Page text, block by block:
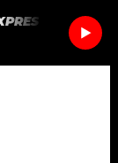
SEZNAM.CZ
FM /